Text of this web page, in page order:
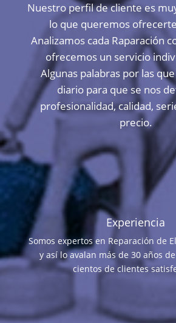
Nuestro perfil de cliente es
lo que queremos
Analizamos cada Raparación
ofrecemos un servicio
Algunas palabras por las
diario para que se nos
profesionalidad, calidad,
precio.
Experiencia
Somos expertos en Reparación de
y así lo avalan más de 30 años
cientos de clientes